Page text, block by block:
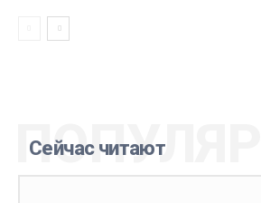
Сейчас читают